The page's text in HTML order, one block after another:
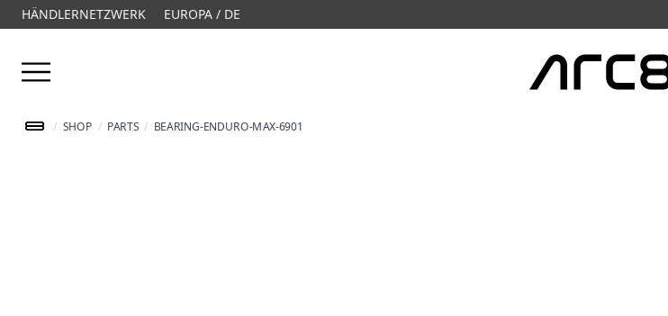
HÄNDLERNETZWERK EUROPA / DE
Menü öffnen
/ SHOP / PARTS / BEARING-ENDURO-MAX-6901